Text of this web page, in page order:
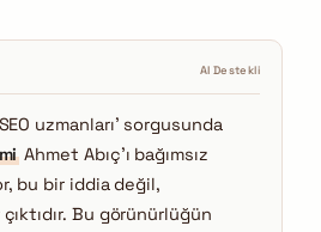
AI Destekli
uzmanları’ sorgusunda
Ahmet Abıç’ı bağımsız
bu bir iddia değil,
Bu görünürlüğün